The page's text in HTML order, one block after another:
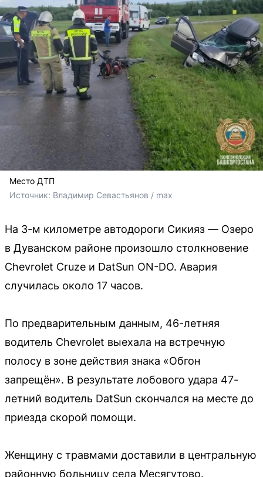
Место ДТП
Источник: Владимир Севастьянов / max
На 3-м километре автодороги Сикияз — Озеро
в Дуванском районе произошло столкновение
Chevrolet Cruze и DatSun ON-DO. Авария
случилась около 17 часов.
По предварительным данным, 46-летняя
водитель Chevrolet выехала на встречную
полосу в зоне действия знака «Обгон
запрещён». В результате лобового удара 47-
летний водитель DatSun скончался на месте до
приезда скорой помощи.
Женщину с травмами доставили в центральную
районную больницу села Месягутово.